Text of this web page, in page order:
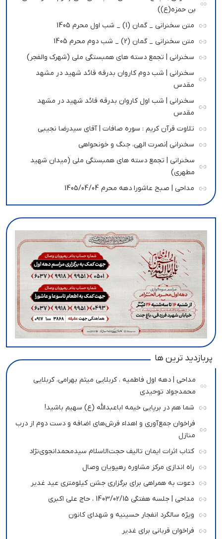
بن حمزه(ع))
متن سخنرانی _ گمان (1) _ شب اول محرم 1405
متن سخنرانی _ گمان (2) _ شب دوم محرم 1405
سخنرانی | تجمع دسته های همبستگی ملی (شهرک والفجر)
سخنرانی | شب دوم کاروان بدرقه قائد شهید در مشهد
مقدس
سخنرانی | شب اول کاروان بدرقه قائد شهید در مشهد
مقدس
تلاوت قرآن کریم : سوره صافات | آقای سیدرضا نجیبی
سخنرانی |نصرت الهی، جنگ و خونحواهی
سخنرانی | تجمع دسته های همبستگی ملی (میدان شهید
مطهری)
مداحی | صبح عاشورا دهه محرم 1405/04/04
پربازدید ترین ها
مداحی | دهه اول فاطمیه ، کربلایی میثم بهرامی، کربلایی
محمدجواد توحیدی
شما هم در برپایی خیمه اباعبدالله (ع) سهیم باشید!
فراخوان جمع‌آوری و اهداء فرش‌های اضافه و دست دوم از درب
منازل
کتاب اثرات ایمان تالیف حجت‌الاسلام سیدمحمدانجوی‌نژاد
راه اندازی مرکز مشاوره رهپویان وصال
دعوت به همراهی برای برگزاری جشن کیلومتری عید غدیر
مداحی | جلسه هفتگی 1403/02/15 ، حاج علی اکبری
ویژه سالگرد انفجار حسینیه و شهدای کانون
فراخوان قربانی برای غدیر